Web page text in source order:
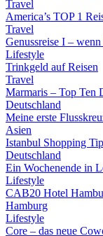
Travel
America’s TOP 1
Travel
Genussreise I –
Lifestyle
Trinkgeld auf Reisen
Travel
Marmaris – Top Ten
Deutschland
Meine erste
Asien
Istanbul Shopping
Deutschland
Ein Wochenende in
Lifestyle
CAB20 Hotel
Hamburg
Lifestyle
Core – das neue